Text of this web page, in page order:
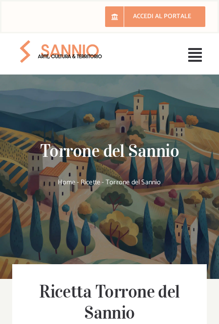
ACCEDI AL PORTALE
Torrone del Sannio
Home- Ricette-Torrone del Sannio
Ricetta Torrone del
Sannio